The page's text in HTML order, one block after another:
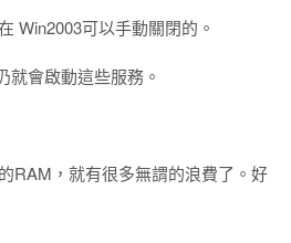
Win2003可以手動關閉的。
就會啟動這些服務。
RAM，就有很多無謂的浪費了。好